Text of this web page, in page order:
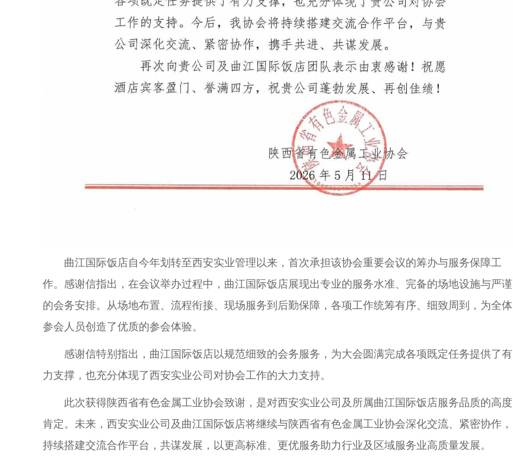
通知公告
曲江国际饭店自今年划转至西安实业管理以来，首次承担该协会重要会议的筹办与服务保障工
作。感谢信指出，在会议举办过程中，曲江国际饭店展现出专业的服务水准、完备的场地设施与严谨
的会务安排。从场地布置、流程衔接、现场服务到后勤保障，各项工作统筹有序、细致周到，为全体
参会人员创造了优质的参会体验。
感谢信特别指出，曲江国际饭店以规范细致的会务服务，为大会圆满完成各项既定任务提供了有
力支撑，也充分体现了西安实业公司对协会工作的大力支持。
此次获得陕西省有色金属工业协会致谢，是对西安实业公司及所属曲江国际饭店服务品质的高度
肯定。未来，西安实业公司及曲江国际饭店将继续与陕西省有色金属工业协会深化交流、紧密协作，
持续搭建交流合作平台，共谋发展，以更高标准、更优服务助力行业及区域服务业高质量发展。